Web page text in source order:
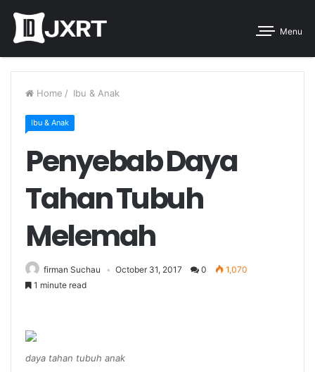
Menu
Home / Ibu & Anak
Ibu & Anak
Penyebab Daya
Tahan Tubuh
Melemah
firman Suchau October 31, 2017 0
1,070
1 minute read
daya tahan tubuh anak